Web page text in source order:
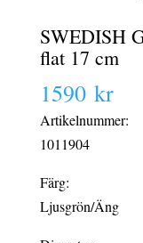
SWEDISH
flat 17 cm
1590 kr
Artikelnummer:
1011904
Färg:
Ljusgrön/Äng